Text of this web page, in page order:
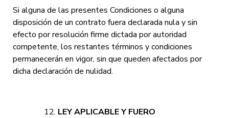
Si alguna de las presentes Condiciones o alguna
disposición de un contrato fuera declarada nula y sin
efecto por resolución firme dictada por autoridad
competente, los restantes términos y condiciones
permanecerán en vigor, sin que queden afectados por
dicha declaración de nulidad.
LEY APLICABLE Y FUERO